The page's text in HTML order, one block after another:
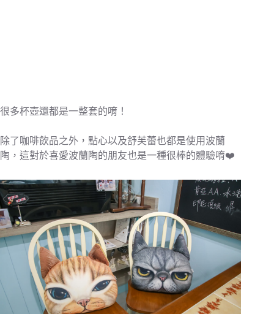
很多杯壺還都是一整套的唷！
除了咖啡飲品之外，點心以及舒芙蕾也都是使用波蘭
陶，這對於喜愛波蘭陶的朋友也是一種很棒的體驗唷❤️